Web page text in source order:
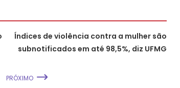
Índices de violência contra a mulher são
subnotificados em até 98,5%, diz UFMG
PRÓXIMO